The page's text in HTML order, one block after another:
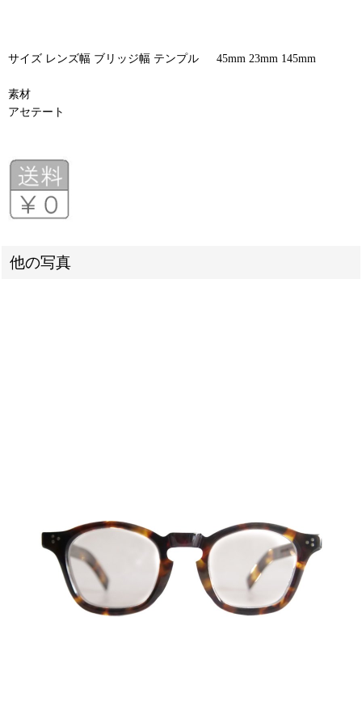
サイズ レンズ幅 ブリッジ幅 テンプル 45mm 23mm 145mm
素材
アセテート
他の写真